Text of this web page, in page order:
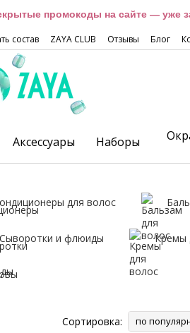
промокоды на сайте — уже
состав ZAYA CLUB Отзывы Блог
Аксессуары Наборы
для волос
Сыворотки и флюиды Кремы
Сортировка: по